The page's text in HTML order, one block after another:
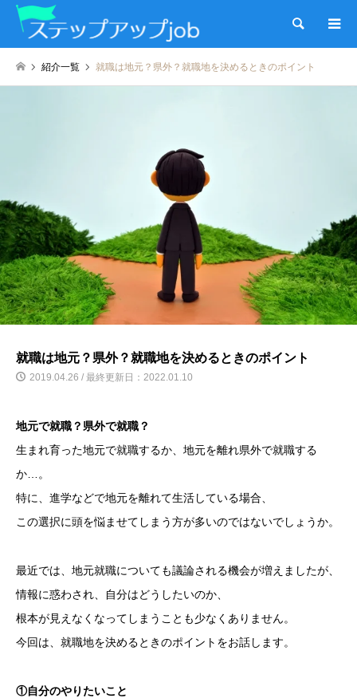
検索
紹介一覧 就職は地元？県外？就職地を決めるときのポイント
就職は地元？県外？就職地を決めるときのポイント
2019.04.26 / 最終更新日：2022.01.10
地元で就職？県外で就職？
生まれ育った地元で就職するか、地元を離れ県外で就職する
か…。
特に、進学などで地元を離れて生活している場合、
この選択に頭を悩ませてしまう方が多いのではないでしょうか。
最近では、地元就職についても議論される機会が増えましたが、
情報に惑わされ、自分はどうしたいのか、
根本が見えなくなってしまうことも少なくありません。
今回は、就職地を決めるときのポイントをお話します。
①自分のやりたいこと